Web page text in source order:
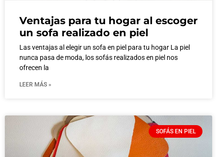
Ventajas para tu hogar al escoger
un sofa realizado en piel
Las ventajas al elegir un sofa en piel para tu hogar La piel
nunca pasa de moda, los sofás realizados en piel nos
ofrecen la
LEER MÁS »
SOFÁS EN PIEL